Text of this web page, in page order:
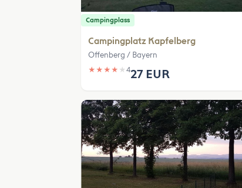
Campingplass
Campingplatz Kapfelberg
Offenberg / Bayern
★ ★ ★ ★ ★ 427 EUR